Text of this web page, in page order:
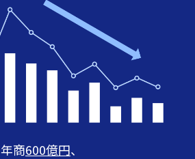
年商600億円、